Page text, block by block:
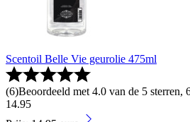
Scentoil Belle Vie geurolie 475ml
(6)Beoordeeld met 4.0 van de 5 sterren,
14.95